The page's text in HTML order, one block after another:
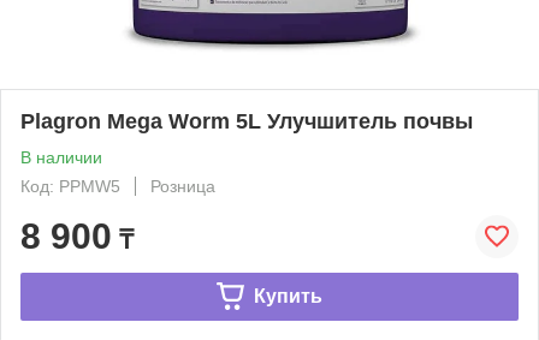
Plagron Mega Worm 5L Улучшитель почвы
В наличии
Код: PPMW5
Розница
8 900 ₸
Купить